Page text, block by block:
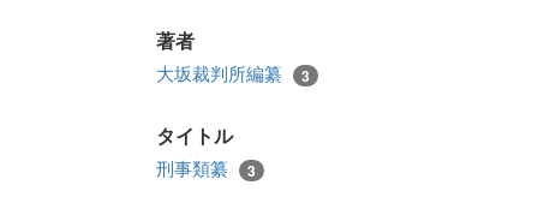
著者
大坂裁判所編纂 3
タイトル
刑事類纂 3